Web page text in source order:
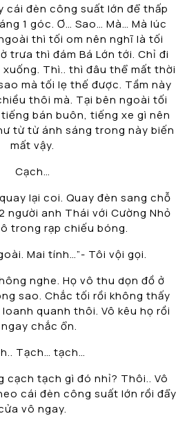
cái đèn công suất lớn để thấp
1 góc. Ơ… Sao… Mà… Mà lúc
thì tối om nên nghĩ là tối
trưa thì đám Bá Lớn tới. Chỉ đi
Thì.. thì đâu thể mất thời
mà tối lẹ thế được. Tầm này
thôi mà. Tại bên ngoài tối
bán buôn, tiếng xe gì nên
từ từ ánh sáng trong này biến
mất vậy.
Cạch…
lại coi. Quay đèn sang chỗ
người anh Thái với Cường Nhỏ
trong rạp chiếu bóng.
Mai tính…”- Tôi vội gọi.
nghe. Họ vô thu dọn đồ ở
sao. Chắc tối rồi không thấy
quanh thôi. Vô kêu họ rồi
chắc ổn.
Tạch… tạch…
cạch tạch gì đó nhỉ? Thôi.. Vô
cái đèn công suất lớn rồi đẩy
vô ngay.